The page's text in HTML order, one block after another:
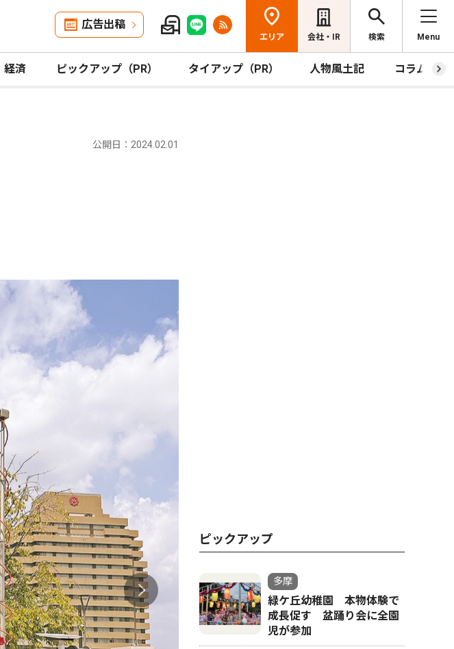
広告出稿
エリア 会社・IR 検索 Menu
経済 ピックアップ（PR） タイアップ（PR） 人物風土記 コラム
公開日：2024.02.01
ピックアップ
多摩
緑ケ丘幼稚園 本物体験で
成長促す 盆踊り会に全園
児が参加